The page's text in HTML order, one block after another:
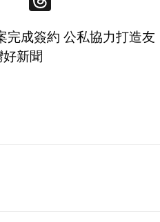
完成簽約 公私協力打造友
新聞